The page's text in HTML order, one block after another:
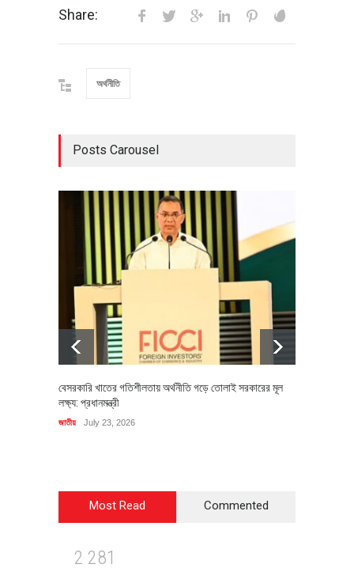
Share:
অর্থনীতি
Posts Carousel
বেসরকারি খাতের গতিশীলতায় অর্থনীতি গড়ে তোলাই সরকারের মূল
লক্ষ্য: প্রধানমন্ত্রী
জাতীয় July 23, 2026
Most Read Commented
2 281